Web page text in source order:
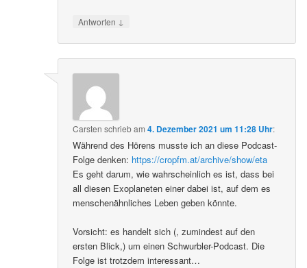
Antworten ↓
Carsten schriebam4. Dezember 2021 um 11:28 Uhr:
Während des Hörens musste ich an diese Podcast-
Folge denken: https://cropfm.at/archive/show/eta
Es geht darum, wie wahrscheinlich es ist, dass bei
all diesen Exoplaneten einer dabei ist, auf dem es
menschenähnliches Leben geben könnte.
Vorsicht: es handelt sich (, zumindest auf den
ersten Blick,) um einen Schwurbler-Podcast. Die
Folge ist trotzdem interessant…